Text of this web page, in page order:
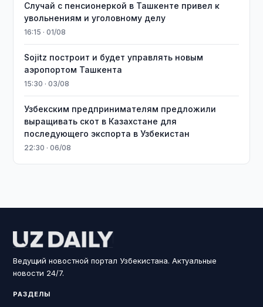
Случай с пенсионеркой в Ташкенте привел к
увольнениям и уголовному делу
16:15 · 01/08
Sojitz построит и будет управлять новым
аэропортом Ташкента
15:30 · 03/08
Узбекским предпринимателям предложили
выращивать скот в Казахстане для
последующего экспорта в Узбекистан
22:30 · 06/08
Ведущий новостной портал Узбекистана. Актуальные
новости 24/7.
РАЗДЕЛЫ